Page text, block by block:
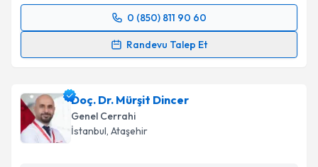
0 (850) 811 90 60
Randevu Talep Et
Randevu Takvimi Talebi
takvim hazırlandığında e-posta ile bilgilendireceğiz.
E-posta Adresiniz
Doç. Dr. Mürşit Dincer
Genel Cerrahi
İstanbul, Ataşehir